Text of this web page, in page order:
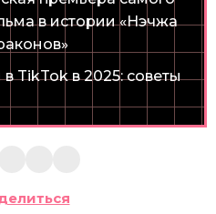
в истории «Нэчжа
TikTok в 2025: советы